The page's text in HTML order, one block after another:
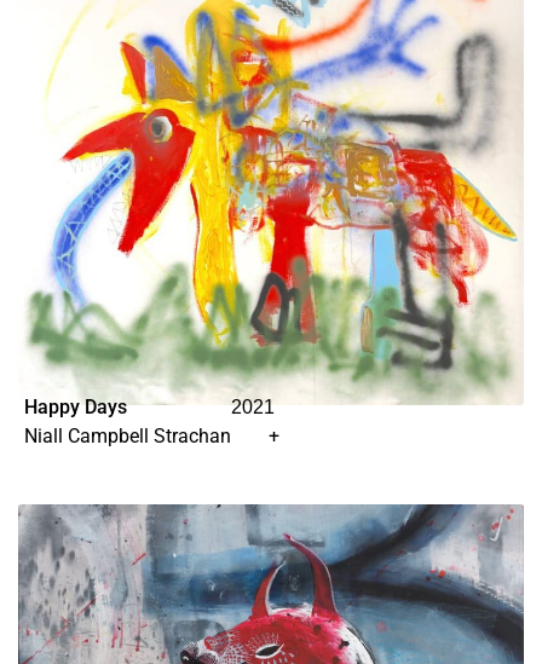
Happy Days
Niall Campbell Strachan
2021
+